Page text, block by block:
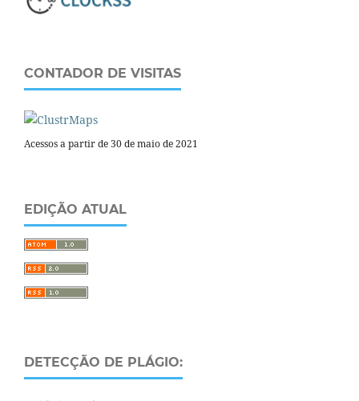
CONTADOR DE VISITAS
Acessos a partir de 30 de maio de 2021
EDIÇÃO ATUAL
DETECÇÃO DE PLÁGIO: